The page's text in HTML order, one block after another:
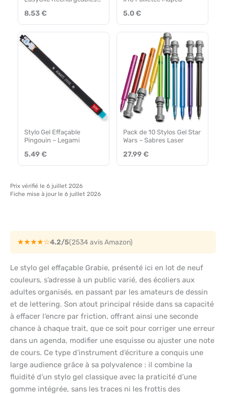
8.53 € 5.0 €
Stylo Gel Effaçable
Pingouin – Legami
5.49 €
Pack de 10 Stylos Gel Star
Wars – Sabres Laser
27.99 €
Prix vérifié le 6 juillet 2026
Fiche mise à jour le 6 juillet 2026
★★★★☆4.2/5(2534 avis Amazon)
Le stylo gel effaçable Grabie, présenté ici en lot de neuf
couleurs, s’adresse à un public varié, des écoliers aux
adultes organisés, en passant par les amateurs de dessin
et de lettering. Son atout principal réside dans sa capacité
à effacer l’encre par friction, offrant ainsi une seconde
chance à chaque trait, que ce soit pour corriger une erreur
dans un agenda, modifier une esquisse ou ajuster une note
de cours. Ce type d’instrument d’écriture a conquis une
large audience grâce à sa polyvalence : il combine la
fluidité d’un stylo gel classique avec la praticité d’une
gomme intégrée, sans les traces ni les frottis des